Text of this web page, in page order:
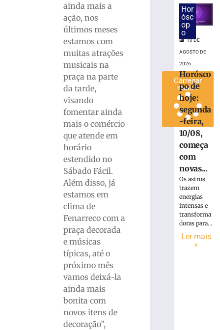
ainda mais a
ação, nos
últimos meses
estamos com
muitas atrações
musicais na
praça na parte
da tarde,
visando
fomentar ainda
mais o comércio
que atende em
horário
estendido no
Sábado Fácil.
Além disso, já
estamos em
clima de
Fenarreco com a
praça decorada
e músicas
típicas, até o
próximo mês
vamos deixá-la
ainda mais
bonita com
novos itens de
decoração”,
mais
Carregar
mais »
Hor
ósc
op
o
10 DE
AGOSTO DE
2026
Horósco
po de
hoje:
segunda
-feira,
10/08,
começa
com
novas...
Os astros
trazem
energias
intensas e
transforma
doras para...
Ler mais
»